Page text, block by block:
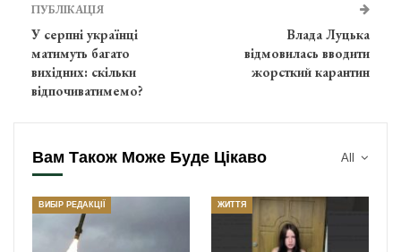
ПУБЛІКАЦІЯ
У серпні українці
матимуть багато
вихідних: скільки
відпочиватимемо?
Влада Луцька
відмовилась вводити
жорсткий карантин
All
Вам Також Може Буде Цікаво
ВИБІР РЕДАКЦІЇ ЖИТТЯ